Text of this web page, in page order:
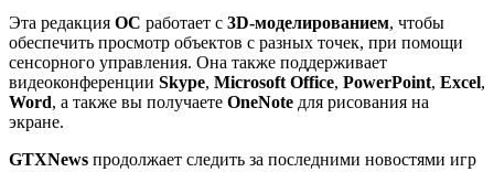
Эта редакция ОС работает с 3D-моделированием, чтобы
обеспечить просмотр объектов с разных точек, при помощи
сенсорного управления. Она также поддерживает
видеоконференции Skype, Microsoft Office, PowerPoint, Excel,
Word, а также вы получаете OneNote для рисования на
экране.
GTXNews продолжает следить за последними новостями игр